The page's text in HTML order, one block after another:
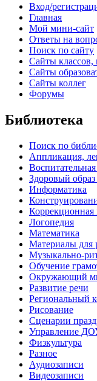
Вход/
Главная
Мой мини-сайт
Ответы на
Поиск по сайту
Сайты классов,
Сайты
Сайты коллег
Форумы
Библиотека
Поиск по
Аппликация,
Воспитательная
Здоровый
Информатика
Коррекционная
Логопедия
Математика
Материалы для
Музыкально-
Обучение
Окружающий
Развитие речи
Региональный
Рисование
Сценарии
Управление
Физкультура
Разное
Аудиозаписи
Видеозаписи